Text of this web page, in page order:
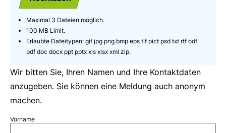
Maximal 3 Dateien möglich.
100 MB Limit.
Erlaubte Dateitypen: gif jpg png bmp eps tif pict psd txt rtf odf
pdf doc docx ppt pptx xls xlsx xml zip.
Wir bitten Sie, Ihren Namen und Ihre Kontaktdaten
anzugeben. Sie können eine Meldung auch anonym
machen.
Vorname